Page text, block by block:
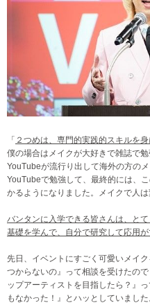
「 ２つめは、専門的実践的スキルを身
僕の場合はメイクが大好きで雑誌で
YouTubeが流行り出して海外の方の
YouTubeで勉強して、最終的には、
かるようになりました。メイクで人
バンタンに入学できる皆さんは、と
基礎を学んで、自分で研究して応用
先日、イベントにすごく可愛いメイ
つからないの』って相談を受けたの
ップアーティストを目指したら？』
もなかった！』とハッとしていまし